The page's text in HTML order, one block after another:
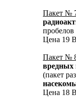
Пакет №
пробелов
Цена 19
Пакет №
вредных
(пакет
Цена 18